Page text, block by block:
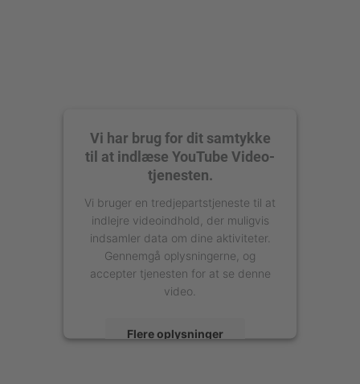
Vi har brug for dit samtykke
til at indlæse YouTube Video-
tjenesten.
Vi bruger en tredjepartstjeneste til at
indlejre videoindhold, der muligvis
indsamler data om dine aktiviteter.
Gennemgå oplysningerne, og
accepter tjenesten for at se denne
video.
Flere oplysninger